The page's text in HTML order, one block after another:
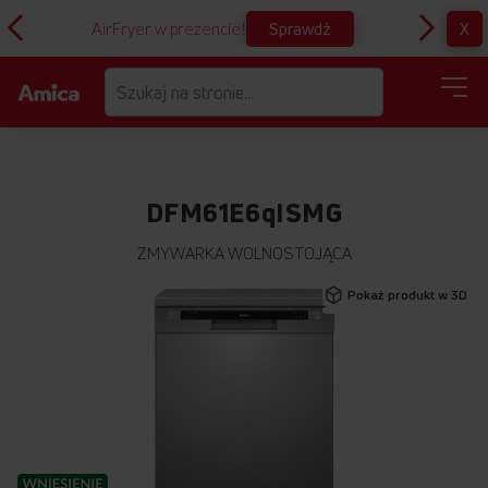
AirFryer w prezencie! Sprawdź X
DFM61E6qISMG
ZMYWARKA WOLNOSTOJĄCA
Pokaż produkt w 3D